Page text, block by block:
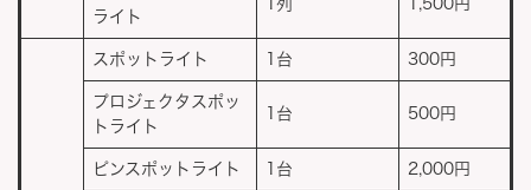
ライト
1列 1,500円
スポットライト 1台 300円
プロジェクタスポッ
トライト
1台 500円
ピンスポットライト 1台 2,000円